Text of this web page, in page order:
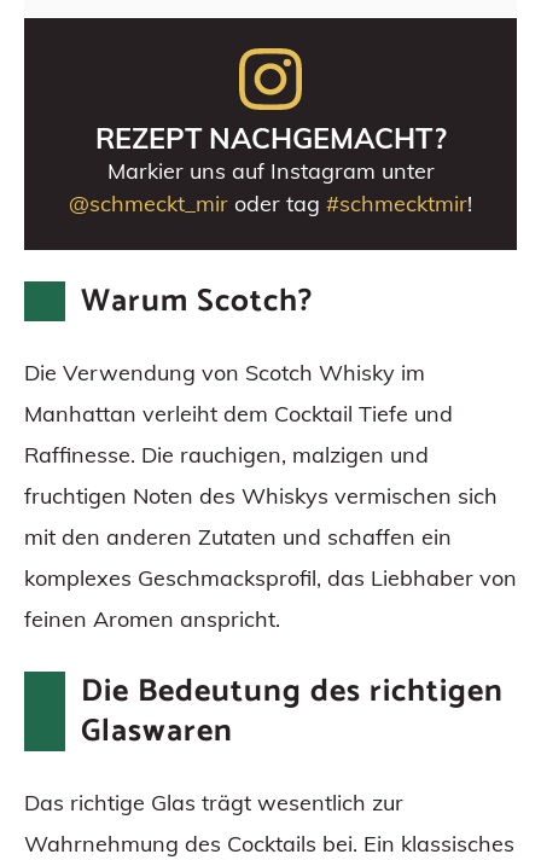
REZEPT NACHGEMACHT?
Markier uns auf Instagram unter
@schmeckt_mir oder tag #schmecktmir!
Warum Scotch?
Die Verwendung von Scotch Whisky im
Manhattan verleiht dem Cocktail Tiefe und
Raffinesse. Die rauchigen, malzigen und
fruchtigen Noten des Whiskys vermischen sich
mit den anderen Zutaten und schaffen ein
komplexes Geschmacksprofil, das Liebhaber von
feinen Aromen anspricht.
Die Bedeutung des richtigen
Glaswaren
Das richtige Glas trägt wesentlich zur
Wahrnehmung des Cocktails bei. Ein klassisches